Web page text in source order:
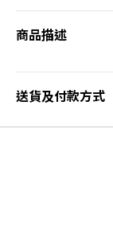
商品描述
送貨及付款方式